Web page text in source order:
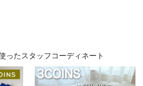
ったスタッフコーディネート